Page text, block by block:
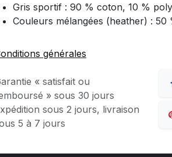
Gris sportif : 90 % coton, 10 %
Couleurs mélangées (heather) :
générales
« satisfait ou
» sous 30 jours
sous 2 jours, livraison
5 à 7 jours